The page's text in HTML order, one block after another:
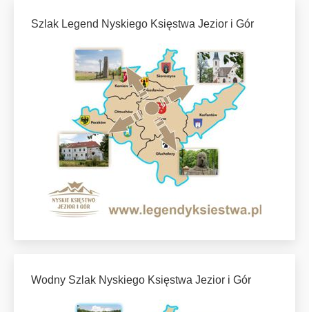
Szlak Legend Nyskiego Księstwa Jezior i Gór
Wodny Szlak Nyskiego Księstwa Jezior i Gór